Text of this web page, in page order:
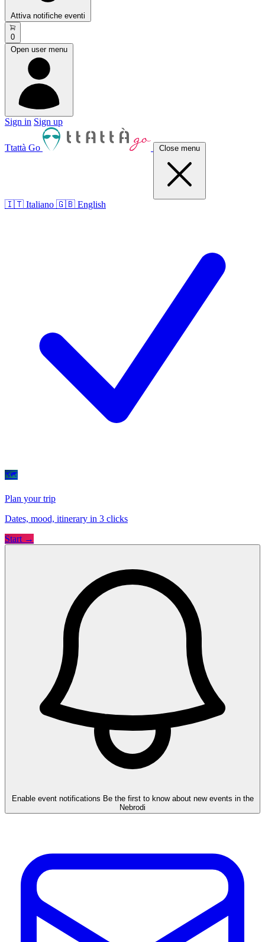
Attiva notifiche eventi
0
Open user menu
Sign in Sign up
Ttattà Go Close menu
🇮🇹 Italiano 🇬🇧 English
🗺
Plan your trip
Dates, mood, itinerary in 3 clicks
Start →
Enable event notifications Be the first to know about new events in the
Nebrodi